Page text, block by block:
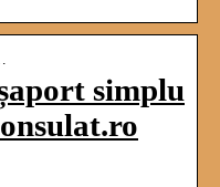
simplu